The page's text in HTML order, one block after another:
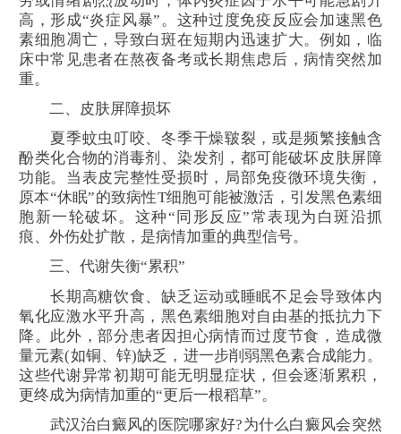
高，形成“炎症风暴”。这种过度免疫反应会加速黑色
素细胞凋亡，导致白斑在短期内迅速扩大。例如，临
床中常见患者在熬夜备考或长期焦虑后，病情突然加
重。
二、皮肤屏障损坏
夏季蚊虫叮咬、冬季干燥皲裂，或是频繁接触含
酚类化合物的消毒剂、染发剂，都可能破坏皮肤屏障
功能。当表皮完整性受损时，局部免疫微环境失衡，
原本“休眠”的致病性T细胞可能被激活，引发黑色素细
胞新一轮破坏。这种“同形反应”常表现为白斑沿抓
痕、外伤处扩散，是病情加重的典型信号。
三、代谢失衡“累积”
长期高糖饮食、缺乏运动或睡眠不足会导致体内
氧化应激水平升高，黑色素细胞对自由基的抵抗力下
降。此外，部分患者因担心病情而过度节食，造成微
量元素(如铜、锌)缺乏，进一步削弱黑色素合成能力。
这些代谢异常初期可能无明显症状，但会逐渐累积，
更终成为病情加重的“更后一根稻草”。
武汉治白癜风的医院哪家好?为什么白癜风会突然